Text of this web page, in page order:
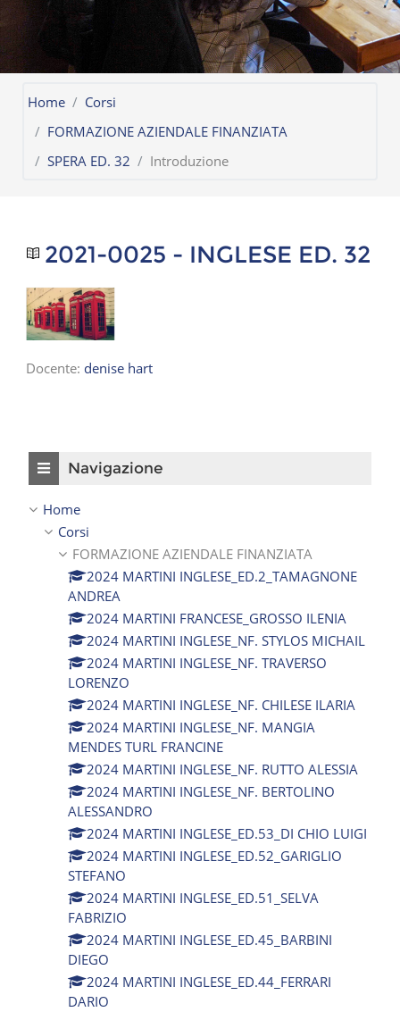
Home
Corsi
FORMAZIONE AZIENDALE FINANZIATA
SPERA ED. 32
Introduzione
2021-0025 - INGLESE ED. 32
Docente: denise hart
Navigazione
Home
Corsi
FORMAZIONE AZIENDALE FINANZIATA
2024 MARTINI INGLESE_ED.2_TAMAGNONE
ANDREA
2024 MARTINI FRANCESE_GROSSO ILENIA
2024 MARTINI INGLESE_NF. STYLOS MICHAIL
2024 MARTINI INGLESE_NF. TRAVERSO
LORENZO
2024 MARTINI INGLESE_NF. CHILESE ILARIA
2024 MARTINI INGLESE_NF. MANGIA
MENDES TURL FRANCINE
2024 MARTINI INGLESE_NF. RUTTO ALESSIA
2024 MARTINI INGLESE_NF. BERTOLINO
ALESSANDRO
2024 MARTINI INGLESE_ED.53_DI CHIO LUIGI
2024 MARTINI INGLESE_ED.52_GARIGLIO
STEFANO
2024 MARTINI INGLESE_ED.51_SELVA
FABRIZIO
2024 MARTINI INGLESE_ED.45_BARBINI
DIEGO
2024 MARTINI INGLESE_ED.44_FERRARI
DARIO